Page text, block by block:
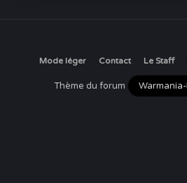
Mode léger Contact Le Staff
Thème du forum